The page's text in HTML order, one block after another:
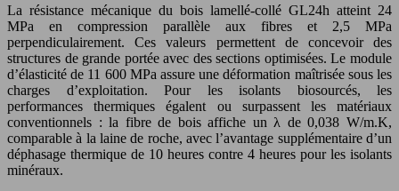
La résistance mécanique du bois lamellé-collé GL24h atteint 24
MPa en compression parallèle aux fibres et 2,5 MPa
perpendiculairement. Ces valeurs permettent de concevoir des
structures de grande portée avec des sections optimisées. Le module
d’élasticité de 11 600 MPa assure une déformation maîtrisée sous les
charges d’exploitation. Pour les isolants biosourcés, les
performances thermiques égalent ou surpassent les matériaux
conventionnels : la fibre de bois affiche un λ de 0,038 W/m.K,
comparable à la laine de roche, avec l’avantage supplémentaire d’un
déphasage thermique de 10 heures contre 4 heures pour les isolants
minéraux.